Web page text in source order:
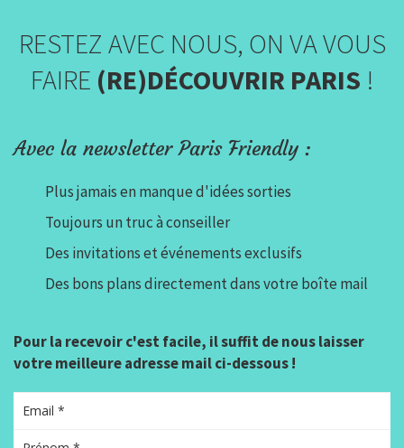
RESTEZ AVEC NOUS, ON VA VOUS
FAIRE (RE)DÉCOUVRIR PARIS !
Avec la newsletter Paris Friendly :
Plus jamais en manque d'idées sorties
Toujours un truc à conseiller
Des invitations et événements exclusifs
Des bons plans directement dans votre boîte mail
Pour la recevoir c'est facile, il suffit de nous laisser
votre meilleure adresse mail ci-dessous !